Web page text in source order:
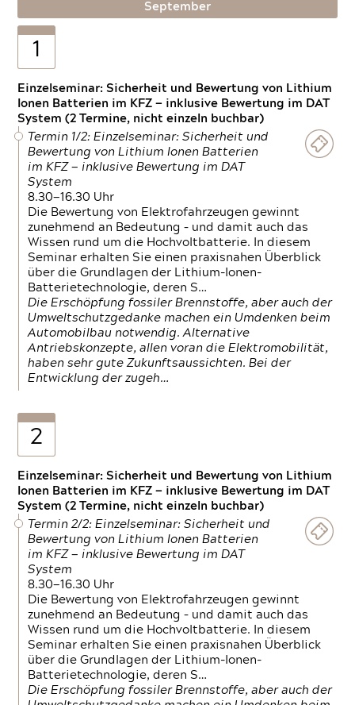
September
1
Einzelseminar: Sicherheit und Bewertung von Lithium
Ionen Batterien im KFZ — inklusive Bewertung im DAT
System (2 Termine, nicht einzeln buchbar)
Termin 1/2: Einzelseminar: Sicherheit und
Bewertung von Lithium Ionen Batterien
im KFZ — inklusive Bewertung im DAT
System
8.30—16.30 Uhr
Die Bewertung von Elektrofahrzeugen gewinnt
zunehmend an Bedeutung – und damit auch das
Wissen rund um die Hochvoltbatterie. In diesem
Seminar erhalten Sie einen praxisnahen Überblick
über die Grundlagen der Lithium-Ionen-
Batterietechnologie, deren S…
Die Erschöpfung fossiler Brennstoffe, aber auch der
Umweltschutzgedanke machen ein Umdenken beim
Automobilbau notwendig. Alternative
Antriebskonzepte, allen voran die Elektromobilität,
haben sehr gute Zukunftsaussichten. Bei der
Entwicklung der zugeh…
2
Einzelseminar: Sicherheit und Bewertung von Lithium
Ionen Batterien im KFZ — inklusive Bewertung im DAT
System (2 Termine, nicht einzeln buchbar)
Termin 2/2: Einzelseminar: Sicherheit und
Bewertung von Lithium Ionen Batterien
im KFZ — inklusive Bewertung im DAT
System
8.30—16.30 Uhr
Die Bewertung von Elektrofahrzeugen gewinnt
zunehmend an Bedeutung – und damit auch das
Wissen rund um die Hochvoltbatterie. In diesem
Seminar erhalten Sie einen praxisnahen Überblick
über die Grundlagen der Lithium-Ionen-
Batterietechnologie, deren S…
Die Erschöpfung fossiler Brennstoffe, aber auch der